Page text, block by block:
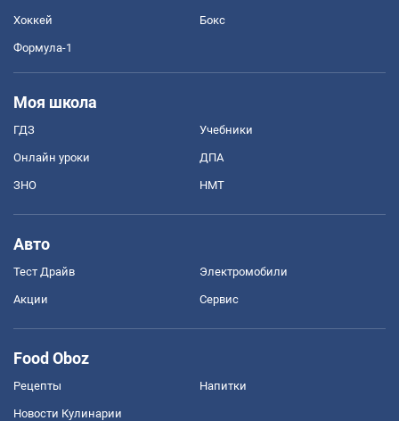
Хоккей Бокс
Формула-1
Моя школа
ГДЗ Учебники
Онлайн уроки ДПА
ЗНО НМТ
Авто
Тест Драйв Электромобили
Акции Сервис
Food Oboz
Рецепты Напитки
Новости Кулинарии